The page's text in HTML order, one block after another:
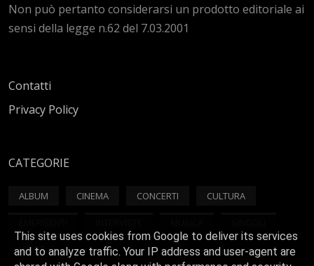
Non può pertanto considerarsi un prodotto editoriale ai
sensi della legge n.62 del 7.03.2001
Contatti
Privacy Policy
CATEGORIE
ALBUM CINEMA CONCERTI CULTURA
VIDEO
This site uses cookies from Google to deliver its services
and to analyze traffic. Your IP address and user-agent are